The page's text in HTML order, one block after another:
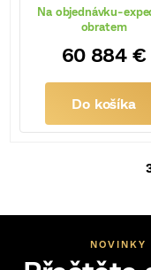
Na objednávku-
obratem
60 884 €
Do košíka
NOVINKY